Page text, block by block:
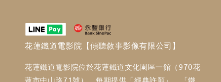
花蓮鐵道電影院【傾聽敘事影像有限公司】
花蓮鐵道電影院位於花蓮鐵道文化園區一館（970花